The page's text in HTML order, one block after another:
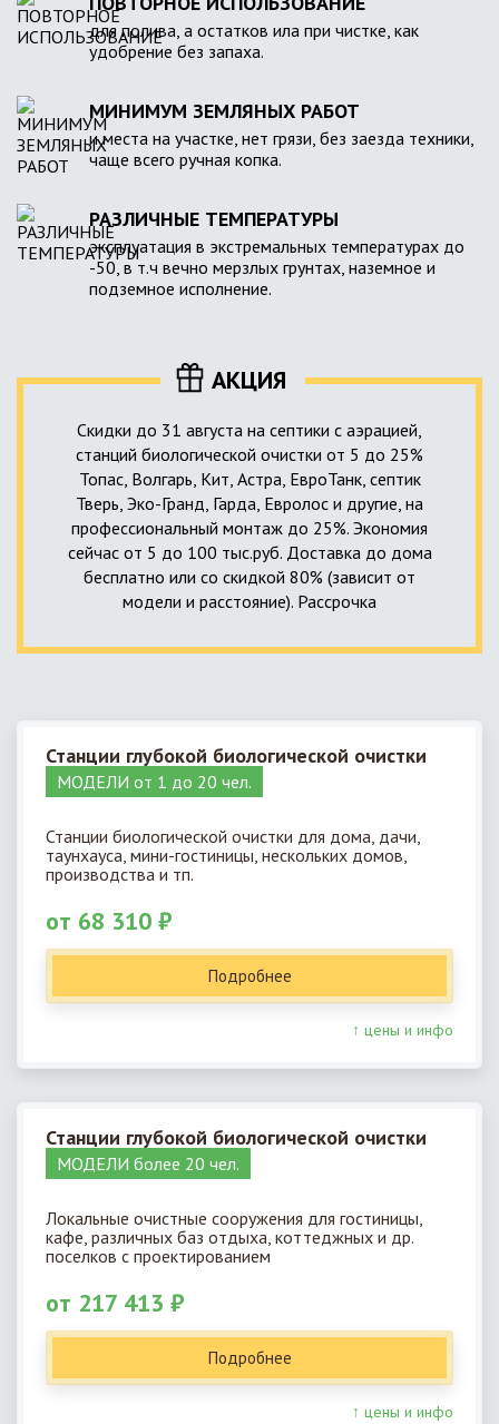
для полива, а остатков ила при чистке, как
удобрение без запаха.
МИНИМУМ ЗЕМЛЯНЫХ РАБОТ
и места на участке, нет грязи, без заезда техники,
чаще всего ручная копка.
РАЗЛИЧНЫЕ ТЕМПЕРАТУРЫ
эксплуатация в экстремальных температурах до
-50, в т.ч вечно мерзлых грунтах, наземное и
подземное исполнение.
АКЦИЯ
Скидки до 31 августа на септики с аэрацией,
станций биологической очистки от 5 до 25%
Топас, Волгарь, Кит, Астра, ЕвроТанк, септик
Тверь, Эко-Гранд, Гарда, Евролос и другие, на
профессиональный монтаж до 25%. Экономия
сейчас от 5 до 100 тыс.руб. Доставка до дома
бесплатно или со скидкой 80% (зависит от
модели и расстояние). Рассрочка
Станции глубокой биологической очистки
МОДЕЛИ от 1 до 20 чел.
Станции биологической очистки для дома, дачи,
таунхауса, мини-гостиницы, нескольких домов,
производства и тп.
от 68 310 ₽
Подробнее
↑ цены и инфо
Станции глубокой биологической очистки
МОДЕЛИ более 20 чел.
Локальные очистные сооружения для гостиницы,
кафе, различных баз отдыха, коттеджных и др.
поселков с проектированием
от 217 413 ₽
Подробнее
↑ цены и инфо